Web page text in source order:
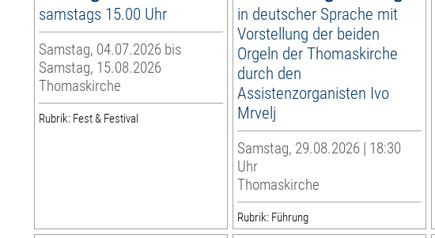
samstags 15.00 Uhr
Samstag, 04.07.2026 bis
Samstag, 15.08.2026
Thomaskirche
Rubrik: Fest & Festival
in deutscher Sprache mit
Vorstellung der beiden
Orgeln der Thomaskirche
durch den
Assistenzorganisten Ivo
Mrvelj
Samstag, 29.08.2026 | 18:30
Uhr
Thomaskirche
Rubrik: Führung